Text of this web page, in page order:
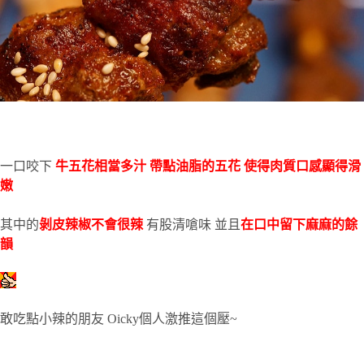
一口咬下 牛五花相當多汁 帶點油脂的五花 使得肉質口感顯得滑
嫩
其中的剝皮辣椒不會很辣 有股清嗆味 並且 在口中留下麻麻的餘
韻
敢吃點小辣的朋友 Oicky個人激推這個壓~